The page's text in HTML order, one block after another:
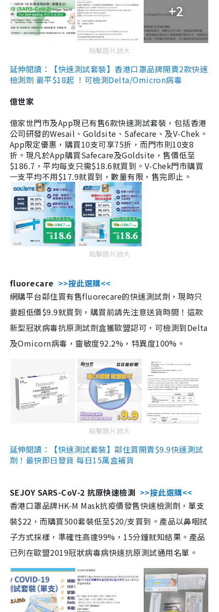
+2
點擊圖片放大
延伸閱讀：【快速測試套裝】香港口罩品牌開賣2款快速
檢測劑 最平$18起 ！可檢測Delta/Omicron病毒
億世家
億家世門市及App現已有售6款快速測試套裝，包括香港
公司研發的Wesail、Goldsite、Safecare、及V-Chek。
App限定優惠，購買10支可享75折，而門市則10支8
折。現凡於App購買Safecare及Goldsite，售價低至
$186.7，平均每支只需$18.6就買到。V-Chek門市購買
一支平均不用$17.9就買到，數量有限，售完即止。
點擊圖片放大
fluorecare >>按此選購<<
網購平台鄰住買有售fluorecare的快速測試劑，現時只
要超低價$9.9就買到，購買前請先注意送貨時間！這款
新型冠狀病毒抗原測試劑盒獲歐盟認可，可檢測到Delta
及Omicorn病毒，靈敏度92.2%，特異度100%。
點擊圖片放大
延伸閱讀：【快速測試套裝】鄰住買開賣$9.9快速測試
劑！最快即日發貨 每日15萬盒補貨
SEJOY SARS-CoV-2 抗原快速檢測 >>按此選購<<
香港口罩品牌HK-M Mask抗疫價發售快速檢測劑，單支
裝$22，而購買500套裝低至$20/支買到。產品以鼻咽拭
子方式採樣，準確性高達99%，15分鐘就知結果。產品
已列在歐盟2019冠狀病毒病快速抗原測試通用名單。